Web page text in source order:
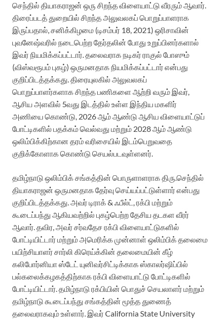
செந்தில் தியாகராஜன் ஒரு சிறந்த விளையாட்டு வீரரும் ஆவார்.
திரைப்படத் துறையில் சிறந்த அலுவலகப் பொறுப்பாளராக
இருப்பதால், சனிக்கிழமை (டிசம்பர் 18, 2021) ஒரிசாவின்
புவனேஷ்வரில் நடைபெற்ற தேர்தலின் போது உறுப்பினர்களால்
இவர் நியமிக்கப்பட்டார். தலைவராக நடிகர் ராகுல் போஸும்
(விஸ்வரூபம் புகழ்) ஒருமனதாக நியமிக்கப்பட்டார் என்பது
குறிப்பிடத்தக்கது. திரையுலகில் அலுவலகப்
பொறுப்பாளர்களாக சிறந்த பணிகளை ஆற்றி வரும் இவர்,
ஆசிய அளவில் 5வது இடத்தில் உள்ள இந்திய மகளிர்
அணியை கொண்டு, 2026 ஆம் ஆண்டு ஆசிய விளையாட்டுப்
போட்டிகளில் பதக்கம் வெல்வது மற்றும் 2028 ஆம் ஆண்டு
ஒலிம்பிக்கிற்கான தரம் வரிசையில் இடம்பெறுவதை
குறிக்கோளாக கொண்டு செயல்படவுள்ளனர்.
தமிழ்நாடு ஒலிம்பிக் சங்கத்தின் பொருளாளராக திரு.செந்தில்
தியாகராஜன் ஒருமனதாக தேர்வு செய்யப்பட்டுள்ளார் என்பது
குறிப்பிடத்தக்கது. அவர் டிராக் & ஃபீல்ட், ரக்பி மற்றும்
கூடைப்பந்து ஆகியவற்றில் புகழ்பெற்ற தேசிய தடகள வீரர்
ஆவார். தவிர, அவர் சர்வதேச ரக்பி விளையாட்டுகளில்
போட்டியிட்டார் மற்றும் அமெரிக்க முன்னாள் ஒலிம்பிக் தலைமை
பயிற்சியாளர் சார்லி கிரெய்க்கின் தலைமையின் கீழ்
கலிபோர்னியா ஸ்டேட் யுனிவர்சிட்டிக்காக ஸ்காலர்ஷிப்பில்
பல்கலைக்கழகத்திற்காக ரக்பி விளையாட்டு போட்டிகளில்
போட்டியிட்டார். தமிழ்நாடு ரக்பியின் பொதுச் செயலாளர் மற்றும்
தமிழ்நாடு கூடைப்பந்து சங்கத்தின் மூத்த துணைத்
தலைவராகவும் உள்ளார். இவர் California State University